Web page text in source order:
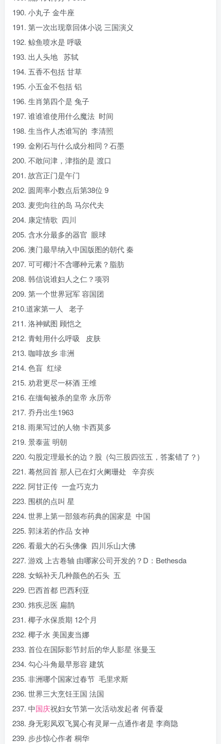
190. 小丸子 金牛座
191. 第一次出现章回体小说 三国演义
192. 鲸鱼喷水是 呼吸
193. 出人头地 苏轼
194. 五香不包括 甘草
195. 小五金不包括 铝
196. 生肖第四个是 兔子
197. 谁谁谁使用什么魔法 时间
198. 生当作人杰谁写的 李清照
199. 金刚石与什么成分相同？石墨
200. 不敢问津，津指的是 渡口
201. 故宫正门是午门
202. 圆周率小数点后第38位 9
203. 麦兜向往的岛 马尔代夫
204. 康定情歌 四川
205. 含水分最多的器官 眼球
206. 澳门最早纳入中国版图的朝代 秦
207. 可可椰汁不含哪种元素？脂肪
208. 韩信说谁妇人之仁？项羽
209. 第一个世界冠军 容国团
210.道家第一人 老子
211. 洛神赋图 顾恺之
212. 青蛙用什么呼吸 皮肤
213. 咖啡故乡 非洲
214. 色盲 红绿
215. 劝君更尽一杯酒 王维
216. 在缅甸被杀的皇帝 永历帝
217. 乔丹出生1963
218. 雨果写过的人物 卡西莫多
219. 景泰蓝 明朝
220. 勾股定理最长的边？股 (勾三股四弦五，答案错了？)
221. 蓦然回首 那人已在灯火阑珊处 辛弃疾
222. 阿甘正传 一盒巧克力
223. 围棋的点叫 星
224. 世界上第一部颁布药典的国家是 中国
225. 郭沫若的作品 女神
226. 看最大的石头佛像 四川乐山大佛
227. 游戏 上古卷轴 由哪家公司开发的？D：Bethesda
228. 女蜗补天几种颜色的石头 五
229. 巴西首都 巴西利亚
230. 炜疾忌医 扁鹊
231. 椰子水保质期 12个月
232. 椰子水 美国麦当娜
233. 首位在国际影节封后的华人影星 张曼玉
234. 勾心斗角最早形容 建筑
235. 非洲哪个国家过春节 毛里求斯
236. 世界三大烹饪王国 法国
237. 中国庆祝妇女节第一次活动发起者 何香凝
238. 身无彩凤双飞翼心有灵犀一点通作者是 李商隐
239. 步步惊心作者 桐华